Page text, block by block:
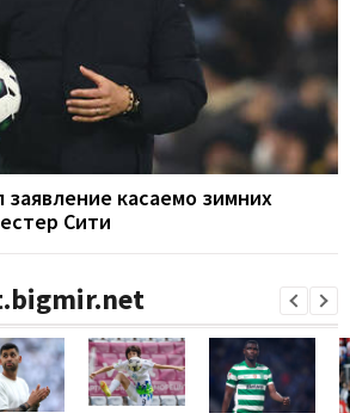
заявление касаемо зимних
Сити